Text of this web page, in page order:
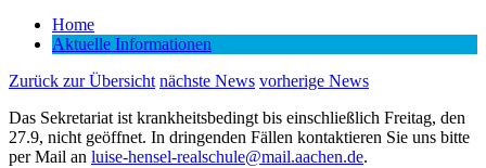
Home
Aktuelle Informationen
Zurück zur Übersicht nächste News vorherige News
Das Sekretariat ist krankheitsbedingt bis einschließlich Freitag, den
27.9, nicht geöffnet. In dringenden Fällen kontaktieren Sie uns bitte
per Mail an luise-hensel-realschule@mail.aachen.de.